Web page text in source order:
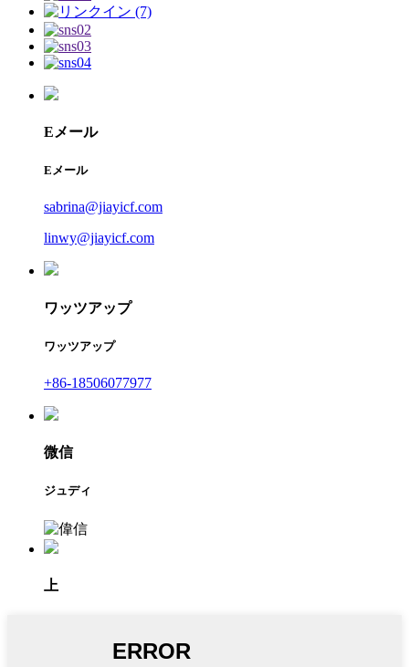
Eメール
Eメール
sabrina@jiayicf.com
linwy@jiayicf.com
ワッツアップ
ワッツアップ
+86-18506077977
微信
ジュディ
上